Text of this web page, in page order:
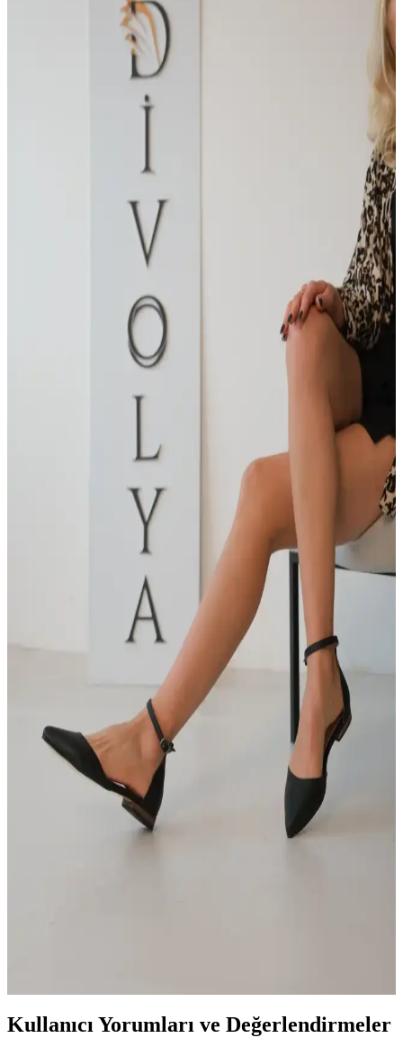
Nstil Günlük Kadın Babet: Şıklık ve Konfor Sunan
Hafif ve Dayanıklı Tasarım
Nstil Günlük Kadın Babet, şık tasarımı ve ortopedik tabanı ile gün
boyu konfor sağlar. Hafif, dayanıklı ve kolay temizlenebilir
özellikleriyle günlük kullanım için uygun bir seçenektir.
Beyond markasının gri balerin babet modeli, şık tasarımı ve konforlu
yapısıyla günlük ve özel kullanımlar için uygun, dayanıklı ve
Marjin Velona Siyah Kadın Babeti Şıklık ve
Konforu Bir Arada Sunar
Velona modeli, şık tasarımı ve rahat kullanımıyla günlük stilinizi
tamamlar. Siyah renk, süet malzeme ve detaylar sayesinde her
kıyafetle uyum sağlar, uzun süreli konfor sunar.
Capone Outfitters Hana Trend Siyah Kadın Babet:
Şıklık ve Konforun Birleşimi
Capone Outfitters Hana Trend Siyah Kadın Babet, şık tasarımı ve
rahatlığıyla günlük kullanım için ideal, dayanıklı suni deri malzeme
ve feminen detaylar sunar.
Deripabuc Hakiki Deri Mavi Kadın Babetleri Şıklık
ve Konforu Bir Arada Sunar
Deripabuc'un hakiki deri mavi kadın babetleri, şıklık ve konforu bir
arada sunar. Günlük kullanım için ideal, dayanıklı ve rahat
tasarımıyla her sezona uygun şık ayakkabılar.
LAMİNTA Sista Bej Tüvid Kadın Babet: Şıklık ve
Konforu Bir Arada Sunan Modern Tasarım
Günlük ve iş hayatına uygun, şık ve konforlu bej tüvid kadın babet.
Ergonomik tasarımı, hafifliği ve dayanıklılığıyla ideal bir tercih.
MUFUMA Acı Kahve Kadın Babet Ayakkabı:
Şıklık ve Konforu Bir Arada Sunan Model
MUFUMA Acı Kahve Kadın Babet, şık tasarımı ve ortopedik
konforuyla günlük kullanım için ideal. Suni deri malzeme ve yerli
üretim kalitesiyle uzun ömürlü, rahat ve zarif bir ayakkabı sunar.
Kullanıcı Yorumları ve Değerlendirmeler